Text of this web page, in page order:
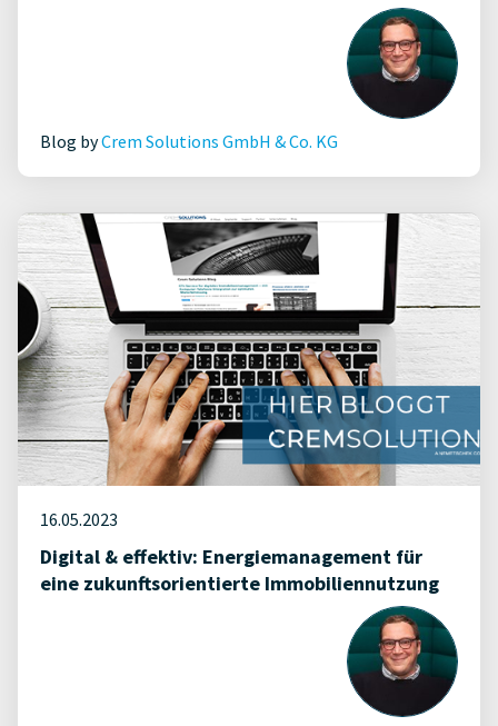
Blog byCrem Solutions GmbH & Co. KG
16.05.2023
Digital & effektiv: Energiemanagement für
eine zukunftsorientierte Immobiliennutzung